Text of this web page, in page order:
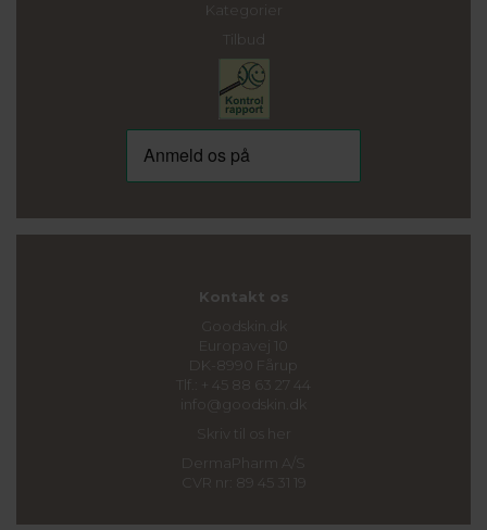
Kategorier
Tilbud
Kontakt os
Goodskin.dk
Europavej 10
DK-8990 Fårup
Tlf.: + 45 88 63 27 44
info@goodskin.dk
Skriv til os her
DermaPharm A/S
CVR nr: 89 45 31 19